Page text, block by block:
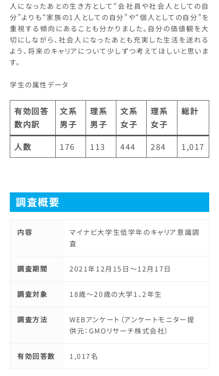
人になったあとの生き方として“会社員や社会人としての自
分”よりも“家族の1人としての自分”や“個人としての自分”を
重視する傾向にあることも分かりました。自分の価値観を大
切にしながら、社会人になったあとも充実した生活を送れる
よう、将来のキャリアについて少しずつ考えてほしいと思いま
す。
学生の属性データ
有効回答
数内訳
文系
男子
理系
男子
文系
女子
理系
女子
総計
人数 176 113 444 284 1,017
調査概要
内容
マイナビ大学生低学年のキャリア意識調
査
調査期間 2021年12月15日～12月17日
調査対象 18歳～20歳の大学1、2年生
調査方法
WEBアンケート（アンケートモニター提
供元：GMOリサーチ株式会社）
有効回答数 1,017名